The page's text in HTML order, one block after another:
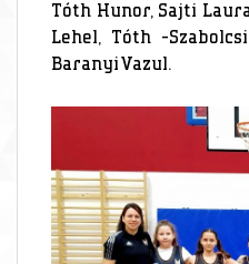
Tóth Hunor, Sajti
Lehel, Tóth -
Baranyi Vazul.